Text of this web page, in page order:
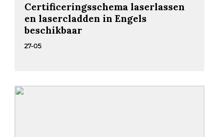
Certificeringsschema laserlassen
en lasercladden in Engels
beschikbaar
27-05